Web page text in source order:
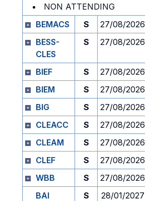
NON ATTENDING
BEMACS
S 27/08/2026
BESS-
CLES
S 27/08/2026
BIEF S 27/08/2026
BIEM
S 27/08/2026
BIG
S 27/08/2026
CLEACC
S 27/08/2026
CLEAM
S 27/08/2026
CLEF
S 27/08/2026
WBB
S 27/08/2026
BAI
S 28/01/2027